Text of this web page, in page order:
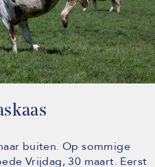
buiten. Op sommige
Vrijdag, 30 maart. Eerst